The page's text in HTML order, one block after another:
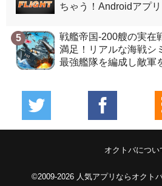
ちゃう！Androidアプリ
5
戦艦帝国-200艘の実在
満足！リアルな海戦シ
最強艦隊を編成し敵軍
オクトバについ
©2009-2026 人気アプリならオクト